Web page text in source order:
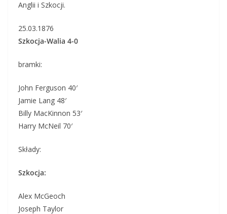
Anglii i Szkocji.
25.03.1876
Szkocja-Walia 4-0
bramki:
John Ferguson 40′
Jamie Lang 48′
Billy MacKinnon 53′
Harry McNeil 70′
Składy:
Szkocja:
Alex McGeoch
Joseph Taylor